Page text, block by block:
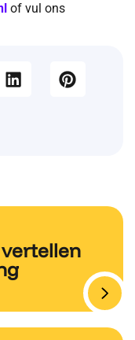
of vul ons